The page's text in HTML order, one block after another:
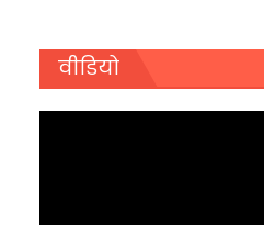
वीडियो